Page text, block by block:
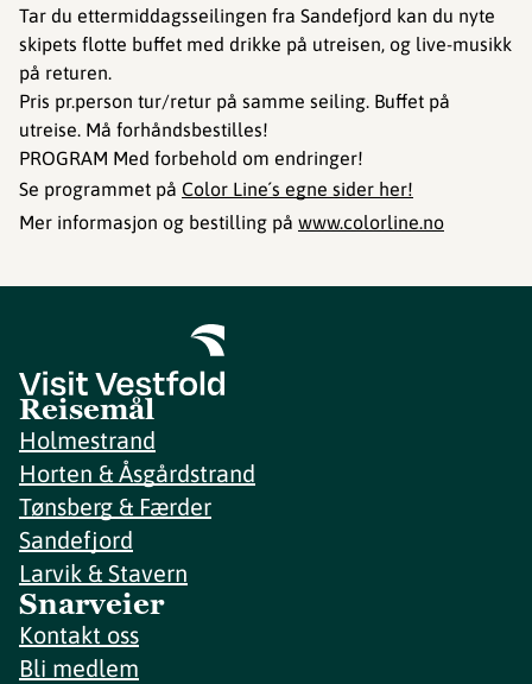
Tar du ettermiddagsseilingen fra Sandefjord kan du nyte
skipets flotte buffet med drikke på utreisen, og live-musikk
på returen.
Pris pr.person tur/retur på samme seiling. Buffet på
utreise. Må forhåndsbestilles!
PROGRAM Med forbehold om endringer!
Se programmet på Color Line´s egne sider her!
Mer informasjon og bestilling på www.colorline.no
Reisemål
Holmestrand
Horten & Åsgårdstrand
Tønsberg & Færder
Sandefjord
Larvik & Stavern
Snarveier
Kontakt oss
Bli medlem